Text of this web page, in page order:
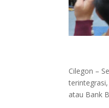
Cilegon –
atau Bank